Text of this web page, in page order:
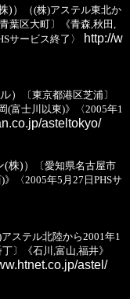
)）
（(株)アステル東北か
葉区大町〕《青森,秋田,
サービス終了〉
http://w
）
〔東京都港区芝浦〕
(富士川以東)》〈2005年1
asteltokyo/
株)）
〔愛知県名古屋市
〈2005年5月27日PHSサ
ステル北陸から2001年1
〕《石川,富山,福井》
astel/